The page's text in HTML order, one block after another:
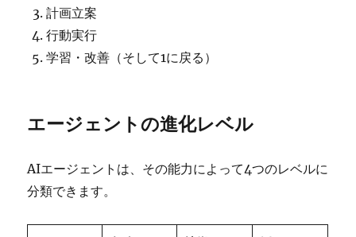
計画立案
行動実行
学習・改善（そして1に戻る）
エージェントの進化レベル
AIエージェントは、その能力によって4つのレベルに
分類できます。